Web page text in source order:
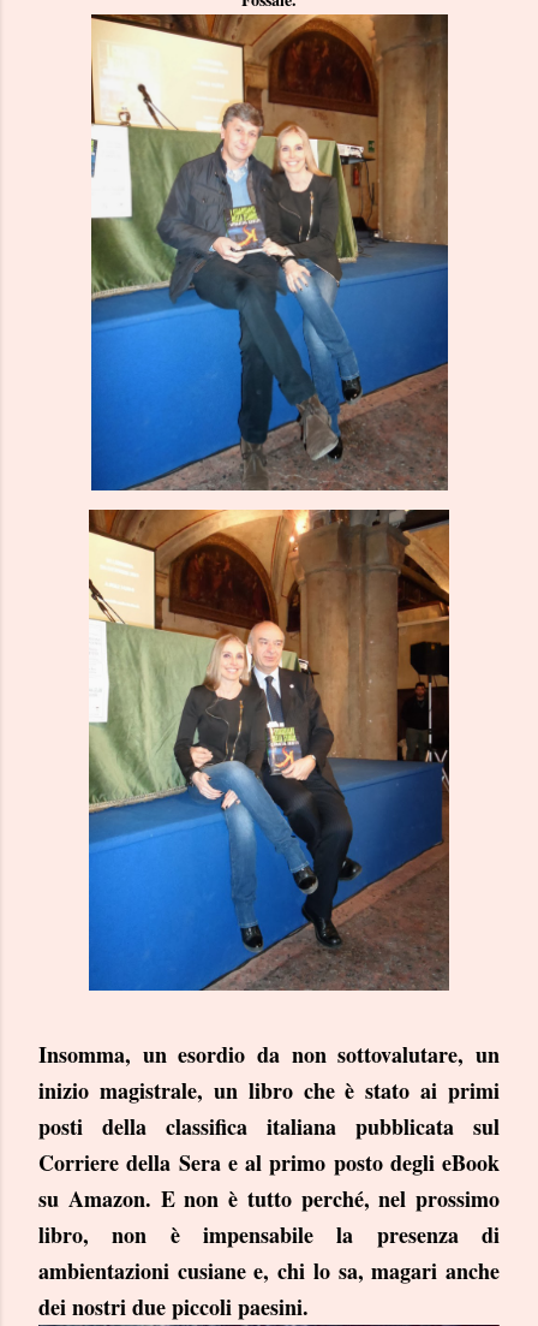
Insomma, un esordio da non sottovalutare, un
inizio magistrale, un libro che è stato ai primi
posti della classifica italiana pubblicata sul
Corriere della Sera e al primo posto degli eBook
su Amazon. E non è tutto perché, nel prossimo
libro, non è impensabile la presenza di
ambientazioni cusiane e, chi lo sa, magari anche
dei nostri due piccoli paesini.